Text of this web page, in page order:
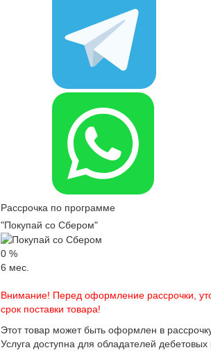
Рассрочка по программе
"Покупай со Сбером"
0 %
6 мес.
Внимание! Перед оформление рассрочки,
срок поставки товара!
Этот товар может быть оформлен в
Услуга доступна для обладателей